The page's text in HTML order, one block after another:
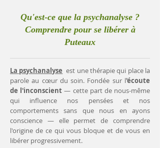
Qu'est-ce que la psychanalyse ?
Comprendre pour se libérer à
Puteaux
La psychanalyse est une thérapie qui place la
parole au cœur du soin. Fondée sur l'écoute
de l'inconscient— cette part de nous-même
qui influence nos pensées et nos
comportements sans que nous en ayons
conscience — elle permet de comprendre
l'origine de ce qui vous bloque et de vous en
libérer progressivement.